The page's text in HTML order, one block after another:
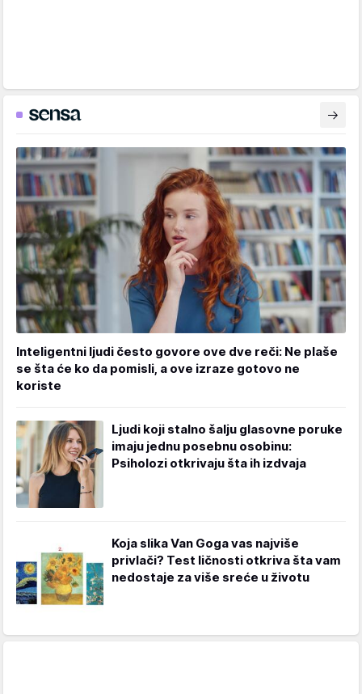
Inteligentni ljudi često govore ove dve reči: Ne plaše
se šta će ko da pomisli, a ove izraze gotovo ne
koriste
Ljudi koji stalno šalju glasovne poruke
imaju jednu posebnu osobinu:
Psiholozi otkrivaju šta ih izdvaja
Koja slika Van Goga vas najviše
privlači? Test ličnosti otkriva šta vam
nedostaje za više sreće u životu